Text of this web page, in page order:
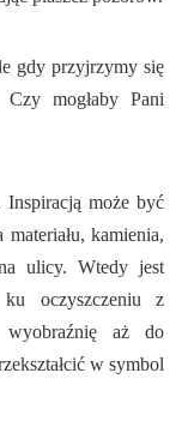
gdy przyjrzymy się
mogłaby Pani
może być
kamienia,
ulicy. Wtedy jest
oczyszczeniu z
wyobraźnię aż do
w symbol